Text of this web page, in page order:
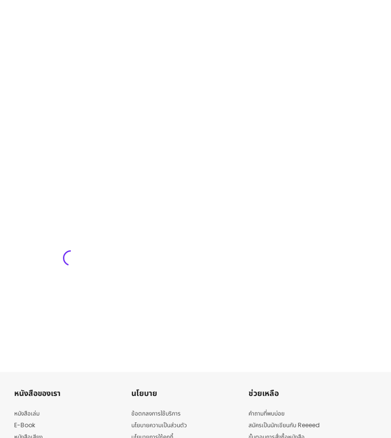
หนังสือของเรา
หนังสือเล่ม
E-Book
นโยบาย
ข้อตกลงการใช้บริการ
นโยบายความเป็นส่วนตัว
ช่วยเหลือ
คำถามที่พบบ่อย
สมัครเป็นนักเขียนกับ Reeeed